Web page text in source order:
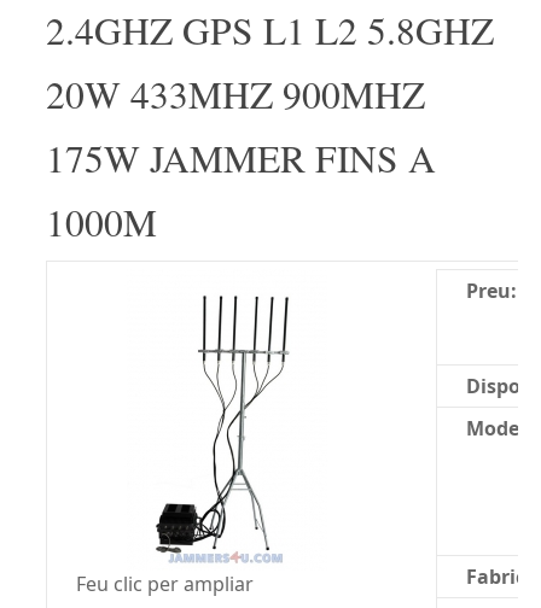
2.4GHZ GPS L1 L2 5.8GHZ
20W 433MHZ 900MHZ
175W JAMMER FINS A
1000M
Feu clic per ampliar
Preu:
Model: